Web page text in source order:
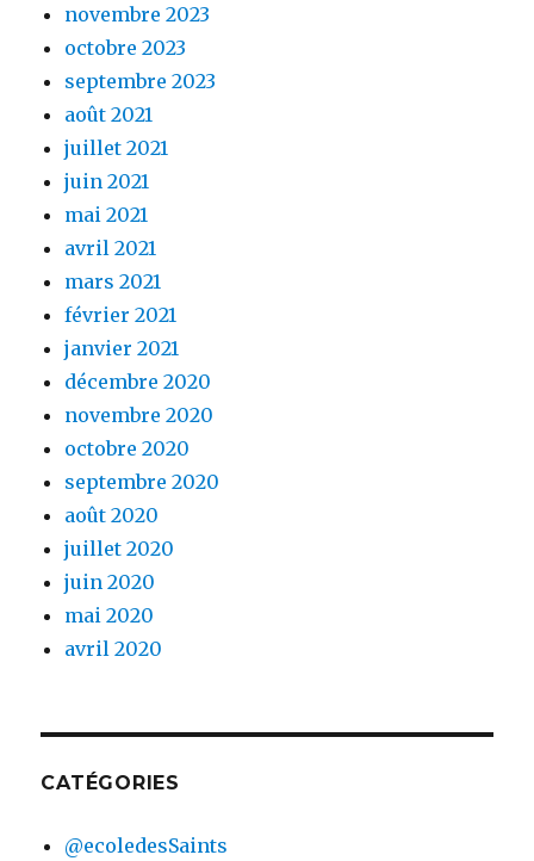
novembre 2023
octobre 2023
septembre 2023
août 2021
juillet 2021
juin 2021
mai 2021
avril 2021
mars 2021
février 2021
janvier 2021
décembre 2020
novembre 2020
octobre 2020
septembre 2020
août 2020
juillet 2020
juin 2020
mai 2020
avril 2020
CATÉGORIES
@ecoledesSaints